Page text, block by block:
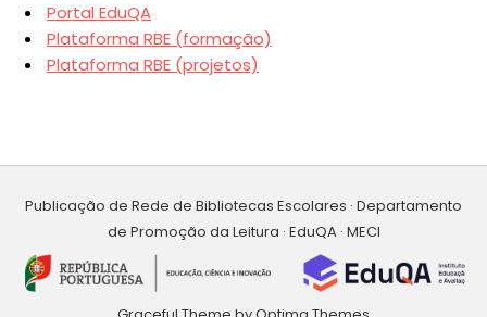
Portal EduQA
Plataforma RBE (formação)
Plataforma RBE (projetos)
Publicação de Rede de Bibliotecas Escolares · Departamento
de Promoção da Leitura · EduQA · MECI